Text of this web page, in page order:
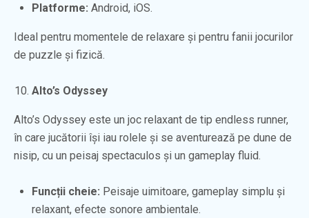
Platforme: Android, iOS.
Ideal pentru momentele de relaxare și pentru fanii jocurilor
de puzzle și fizică.
Alto’s Odyssey
Alto’s Odyssey este un joc relaxant de tip endless runner,
în care jucătorii își iau rolele și se aventurează pe dune de
nisip, cu un peisaj spectaculos și un gameplay fluid.
Funcții cheie: Peisaje uimitoare, gameplay simplu și
relaxant, efecte sonore ambientale.